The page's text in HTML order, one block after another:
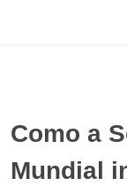
Como a
Mundial